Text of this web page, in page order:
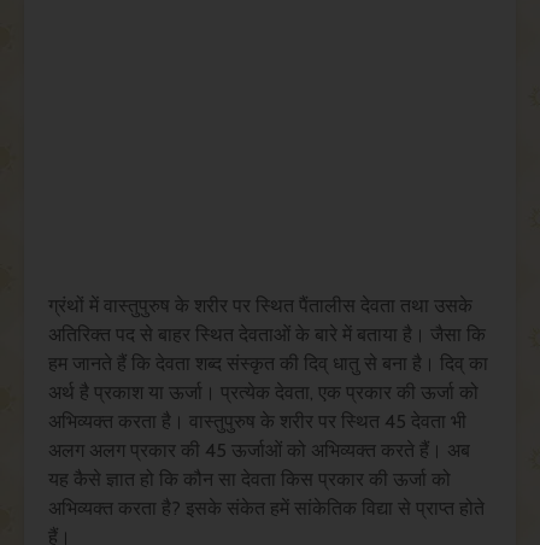
ग्रंथों में वास्तुपुरुष के शरीर पर स्थित पैंतालीस देवता तथा उसके
अतिरिक्त पद से बाहर स्थित देवताओं के बारे में बताया है। जैसा कि
हम जानते हैं कि देवता शब्द संस्कृत की दिव् धातु से बना है। दिव् का
अर्थ है प्रकाश या ऊर्जा। प्रत्येक देवता, एक प्रकार की ऊर्जा को
अभिव्यक्त करता है। वास्तुपुरुष के शरीर पर स्थित 45 देवता भी
अलग अलग प्रकार की 45 ऊर्जाओं को अभिव्यक्त करते हैं। अब
यह कैसे ज्ञात हो कि कौन सा देवता किस प्रकार की ऊर्जा को
अभिव्यक्त करता है? इसके संकेत हमें सांकेतिक विद्या से प्राप्त होते
हैं।